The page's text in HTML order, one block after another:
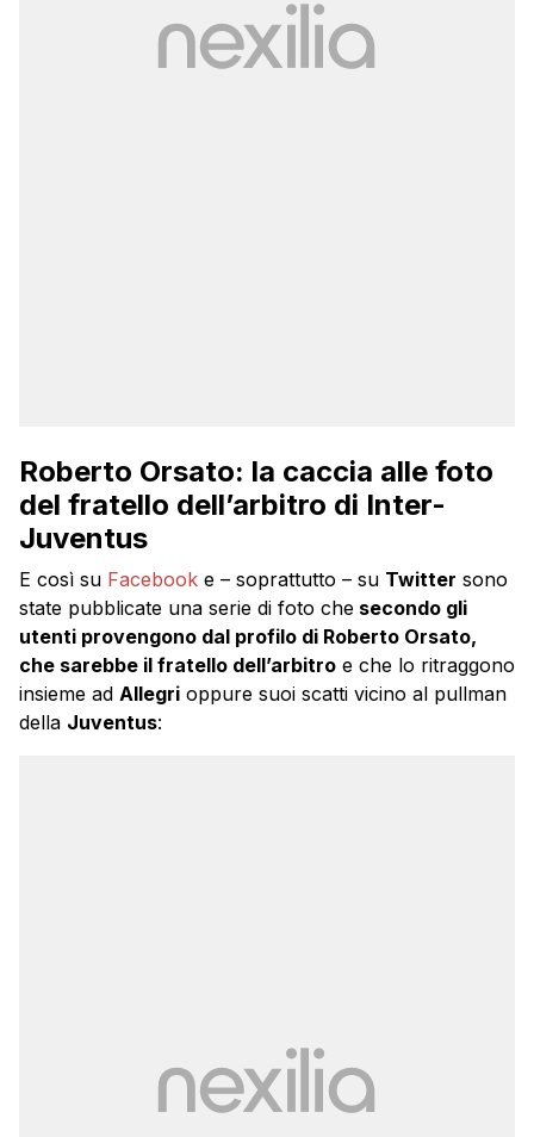
Roberto Orsato: la caccia alle foto
del fratello dell’arbitro di Inter-
Juventus
E così su Facebook e – soprattutto – su Twitter sono
state pubblicate una serie di foto che secondo gli
utenti provengono dal profilo di Roberto Orsato,
che sarebbe il fratello dell’arbitro e che lo ritraggono
insieme ad Allegri oppure suoi scatti vicino al pullman
della Juventus: